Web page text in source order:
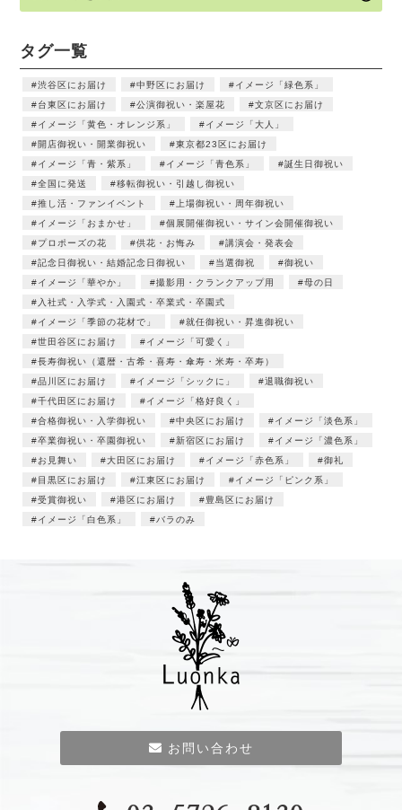
タグ一覧
渋谷区にお届け 中野区にお届け
イメージ「緑色系」
台東区にお届け
公演御祝い・楽屋花
文京区にお届け
イメージ「黄色・オレンジ系」
イメージ「大人」
開店御祝い・開業御祝い
東京都23区にお届け
イメージ「青・紫系」
イメージ「青色系」
誕生日御祝い
全国に発送
移転御祝い・引越し御祝い
推し活・ファンイベント
上場御祝い・周年御祝い
イメージ「おまかせ」
個展開催御祝い・サイン会開催御祝い
プロポーズの花
供花・お悔み
講演会・発表会
記念日御祝い・結婚記念日御祝い
当選御祝
御祝い
イメージ「華やか」
撮影用・クランクアップ用
母の日
入社式・入学式・入園式・卒業式・卒園式
イメージ「季節の花材で」
就任御祝い・昇進御祝い
世田谷区にお届け
イメージ「可愛く」
長寿御祝い（還暦・古希・喜寿・傘寿・米寿・卒寿）
品川区にお届け
イメージ「シックに」
退職御祝い
千代田区にお届け
イメージ「格好良く」
合格御祝い・入学御祝い
中央区にお届け
イメージ「淡色系」
卒業御祝い・卒園御祝い
新宿区にお届け
イメージ「濃色系」
お見舞い
大田区にお届け イメージ「赤色系」
御礼
目黒区にお届け
江東区にお届け
イメージ「ピンク系」
受賞御祝い
港区にお届け
豊島区にお届け
イメージ「白色系」
バラのみ
お問い合わせ